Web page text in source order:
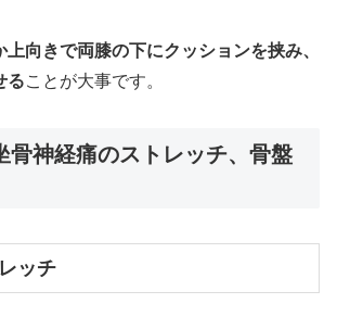
上向きで両膝の下にクッションを挟み、
ることが大事です。
骨神経痛のストレッチ、骨盤
ッチ